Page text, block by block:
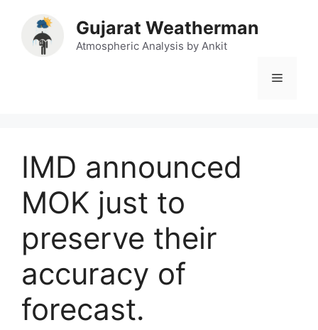
content
Gujarat Weatherman
Atmospheric Analysis by Ankit
Menu
IMD announced
MOK just to
preserve their
accuracy of
forecast.